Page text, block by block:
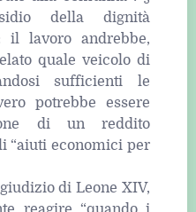
della dignità
il lavoro andrebbe,
quale veicolo di
sufficienti le
potrebbe essere
di un reddito
“aiuti economici per
di Leone XIV,